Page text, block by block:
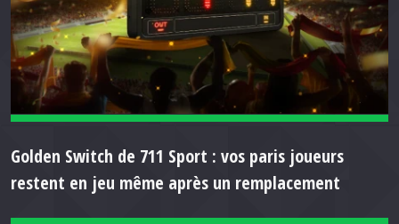
Golden Switch de 711 Sport : vos paris joueurs
restent en jeu même après un remplacement